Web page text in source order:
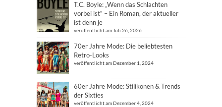
T.C. Boyle: „Wenn das Schlachten
vorbei ist“ – Ein Roman, der aktueller
ist denn je
veröffentlicht am Juli 26, 2026
70er Jahre Mode: Die beliebtesten
Retro-Looks
veröffentlicht am Dezember 1, 2024
60er Jahre Mode: Stilikonen & Trends
der Sixties
veröffentlicht am Dezember 4, 2024